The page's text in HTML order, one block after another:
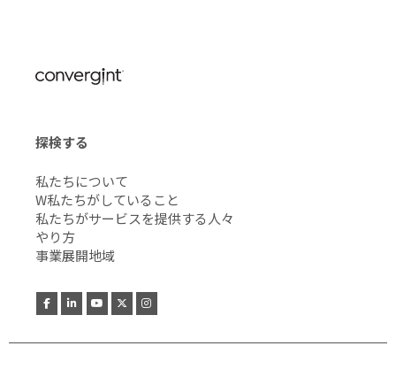
探検する
私たちについて
W私たちがしていること
私たちがサービスを提供する人々
やり方
事業展開地域